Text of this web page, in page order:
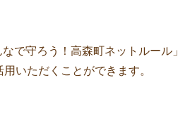
で守ろう！高森町ネットルール」
いただくことができます。